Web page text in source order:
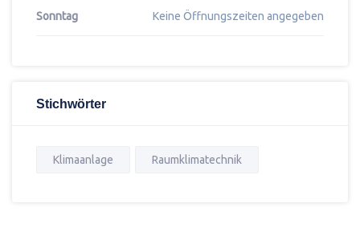
Sonntag Keine Öffnungszeiten angegeben
Stichwörter
Klimaanlage Raumklimatechnik